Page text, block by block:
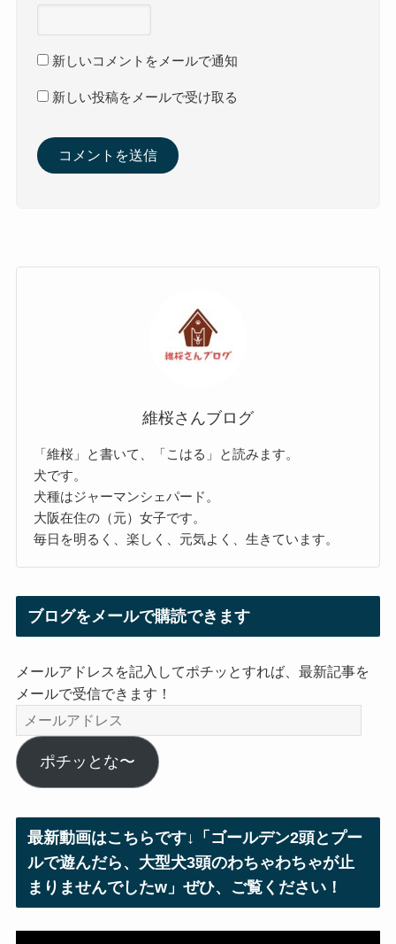
新しいコメントをメールで通知
新しい投稿をメールで受け取る
維桜さんブログ
「維桜」と書いて、「こはる」と読みます。
犬です。
犬種はジャーマンシェパード。
大阪在住の（元）女子です。
毎日を明るく、楽しく、元気よく、生きています。
ブログをメールで購読できます
メールアドレスを記入してポチッとすれば、最新記事を
メールで受信できます！
メ
ー
ル
ア
ス
ポチッとな〜
最新動画はこちらです↓「ゴールデン2頭とプー
ルで遊んだら、大型犬3頭のわちゃわちゃが止
まりませんでしたw」ぜひ、ご覧ください！